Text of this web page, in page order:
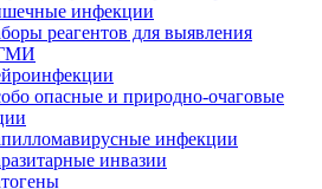
инфекции
реагентов для выявления
опасные и природно-очаговые
инфекции
инвазии